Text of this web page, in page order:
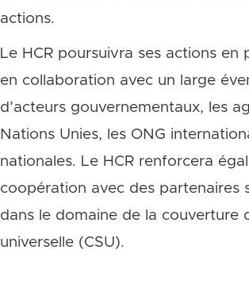
actions.
Le HCR poursuivra ses actions en
en collaboration avec un large
d’acteurs gouvernementaux, les
Nations Unies, les ONG
nationales. Le HCR renforcera
coopération avec des partenaires
dans le domaine de la couverture
universelle (CSU).